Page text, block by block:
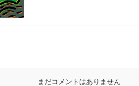
まだコメントはありません